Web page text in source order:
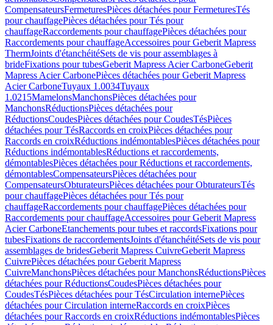
CompensateursFermeturesPièces détachées pour FermeturesTés
pour chauffagePièces détachées pour Tés pour
chauffageRaccordements pour chauffagePièces détachées pour
Raccordements pour chauffageAccessoires pour Geberit Mapress
ThermJoints d'étanchéitéSets de vis pour assemblages à
brideFixations pour tubesGeberit Mapress Acier CarboneGeberit
Mapress Acier CarbonePièces détachées pour Geberit Mapress
Acier CarboneTuyaux 1.0034Tuyaux
1.0215MamelonsManchonsPièces détachées pour
ManchonsRéductionsPièces détachées pour
RéductionsCoudesPièces détachées pour CoudesTésPièces
détachées pour TésRaccords en croixPièces détachées pour
Raccords en croixRéductions indémontablesPièces détachées pour
Réductions indémontablesRéductions et raccordements,
démontablesPièces détachées pour Réductions et raccordements,
démontablesCompensateursPièces détachées pour
CompensateursObturateursPièces détachées pour ObturateursTés
pour chauffagePièces détachées pour Tés pour
chauffageRaccordements pour chauffagePièces détachées pour
Raccordements pour chauffageAccessoires pour Geberit Mapress
Acier CarboneEtanchements pour tubes et raccordsFixations pour
tubesFixations de raccordementsJoints d'étanchéitéSets de vis pour
assemblages de bridesGeberit Mapress CuivreGeberit Mapress
CuivrePièces détachées pour Geberit Mapress
CuivreManchonsPièces détachées pour ManchonsRéductionsPièces
détachées pour RéductionsCoudesPièces détachées pour
CoudesTésPièces détachées pour TésCirculation internePièces
détachées pour Circulation interneRaccords en croixPièces
détachées pour Raccords en croixRéductions indémontablesPièces